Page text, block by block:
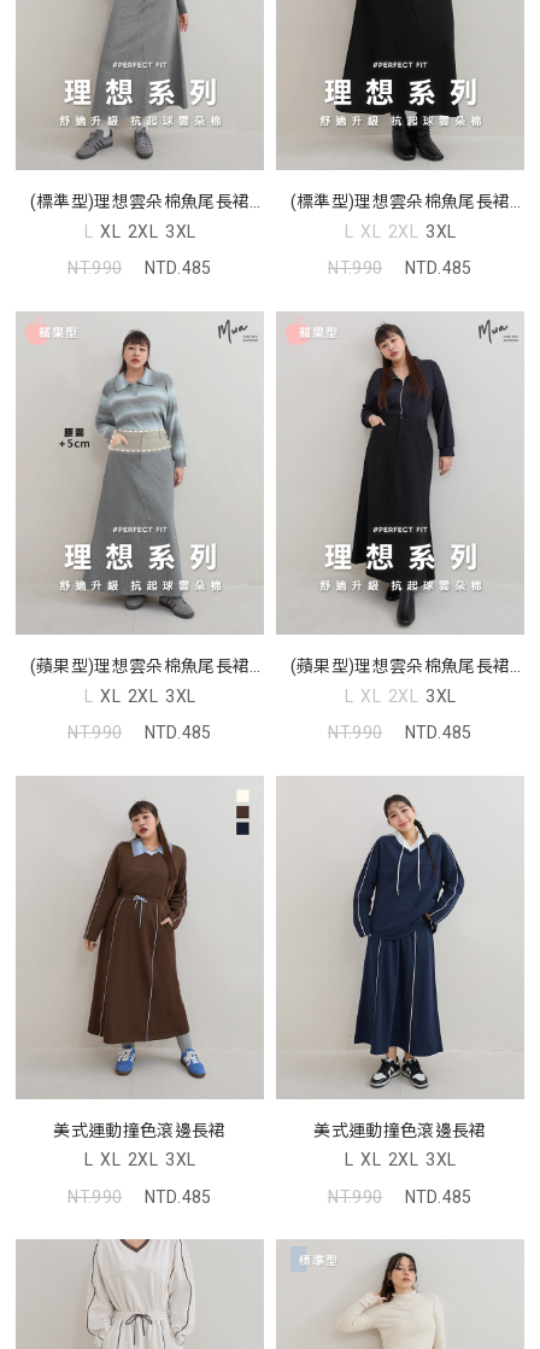
(標準型)理想雲朵棉魚尾長裙
MUA
L XL 2XL 3XL
NT.990
NTD.485
(標準型)理想雲朵棉魚尾長裙
MUA
L XL 2XL 3XL
NT.990
NTD.485
(蘋果型)理想雲朵棉魚尾長裙
MUA
L XL 2XL 3XL
NT.990
NTD.485
(蘋果型)理想雲朵棉魚尾長裙
MUA
L XL 2XL 3XL
NT.990
NTD.485
美式運動撞色滾邊長裙
L XL 2XL 3XL
NT.990
NTD.485
美式運動撞色滾邊長裙
L XL 2XL 3XL
NT.990
NTD.485